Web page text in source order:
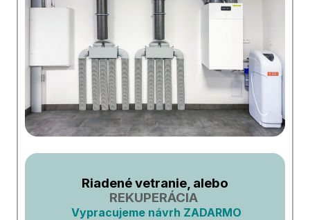
Riadené vetranie, alebo
REKUPERÁCIA
Vypracujeme návrh ZADARMO